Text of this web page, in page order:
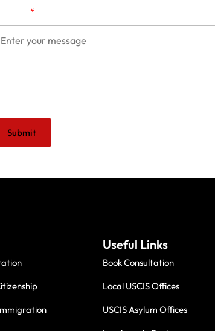
Submit
Useful Links
Book Consultation
Local USCIS Offices
USCIS Asylum Offices